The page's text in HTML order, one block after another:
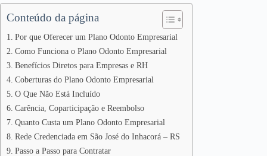
Conteúdo da página
Por que Oferecer um Plano Odonto Empresarial
Como Funciona o Plano Odonto Empresarial
Benefícios Diretos para Empresas e RH
Coberturas do Plano Odonto Empresarial
O Que Não Está Incluído
Carência, Coparticipação e Reembolso
Quanto Custa um Plano Odonto Empresarial
Rede Credenciada em São José do Inhacorá – RS
Passo a Passo para Contratar